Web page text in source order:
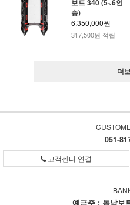
보트 340 (5~6인
승)
6,350,000원
317,500원 적립
더
051-
고객센터 연결
예금주 : 동남보